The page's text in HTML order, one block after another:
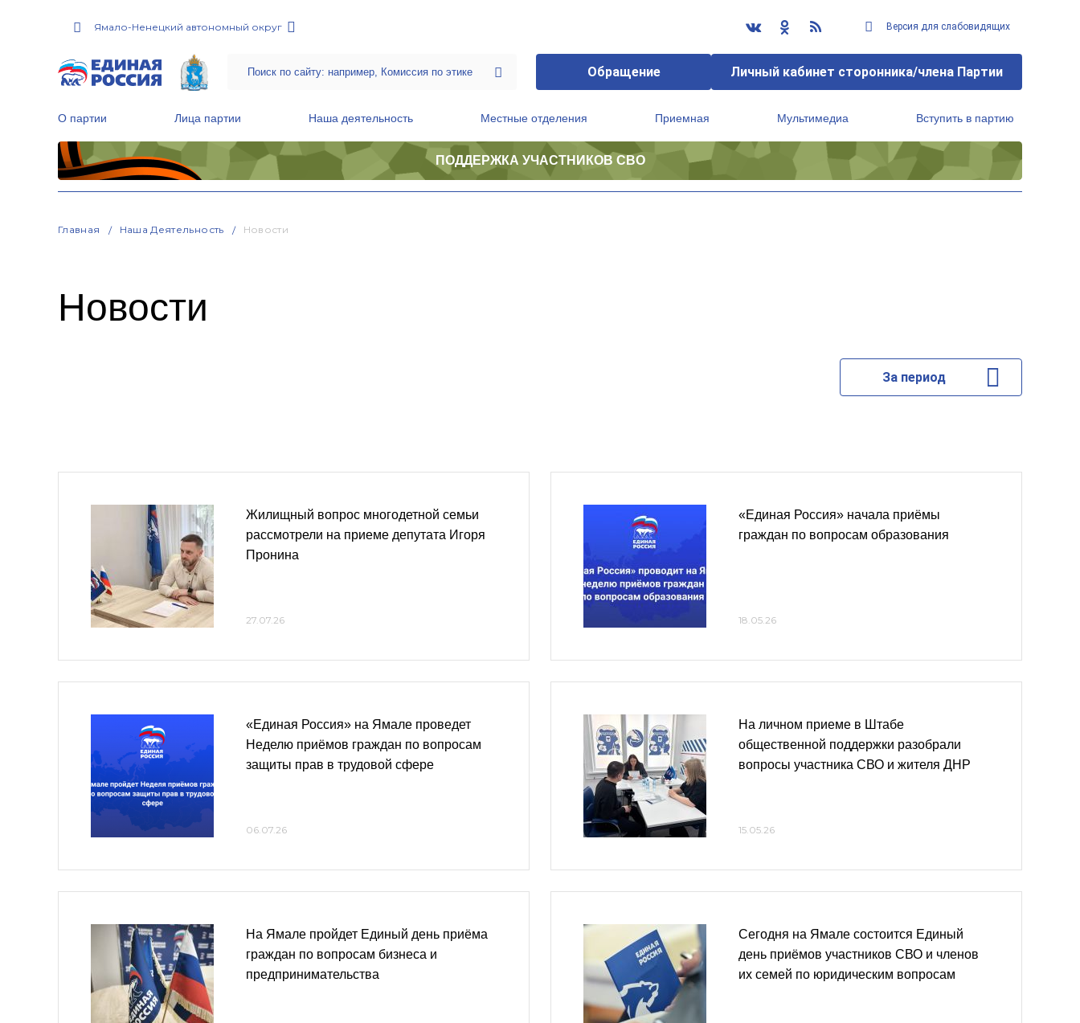
Ямало-Ненецкий автономный округ Версия для слабовидящих
Обращение Личный кабинет сторонника/члена Партии
О партии Лица партии Наша деятельность Местные отделения Приемная Мультимедиа Вступить в партию
ПОДДЕРЖКА УЧАСТНИКОВ СВО
Главная Наша Деятельность Новости
Новости
За период
Жилищный вопрос многодетной семьи
рассмотрели на приеме депутата Игоря
Пронина
27.07.26
«Единая Россия» на Ямале проведет
Неделю приёмов граждан по вопросам
защиты прав в трудовой сфере
06.07.26
На Ямале пройдет Единый день приёма
граждан по вопросам бизнеса и
предпринимательства
«Единая Россия» начала приёмы
граждан по вопросам образования
18.05.26
На личном приеме в Штабе
общественной поддержки разобрали
вопросы участника СВО и жителя ДНР
15.05.26
Сегодня на Ямале состоится Единый
день приёмов участников СВО и членов
их семей по юридическим вопросам